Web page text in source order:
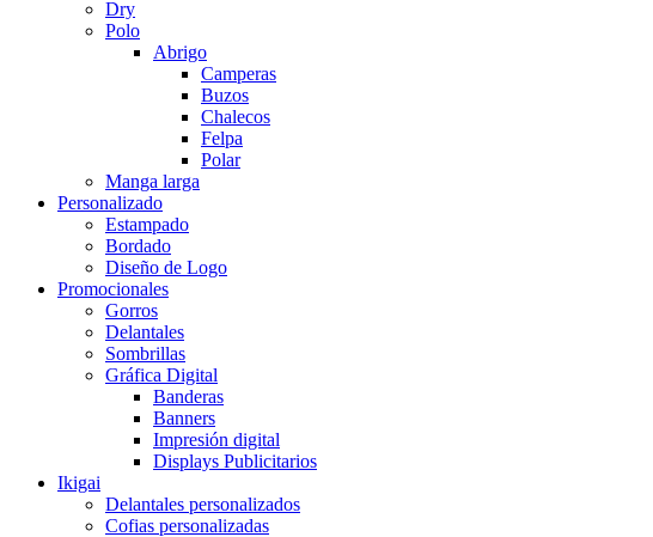
Dry
Polo
Abrigo
Camperas
Buzos
Chalecos
Felpa
Polar
Manga larga
Personalizado
Estampado
Bordado
Diseño de Logo
Promocionales
Gorros
Delantales
Sombrillas
Gráfica Digital
Banderas
Banners
Impresión digital
Displays Publicitarios
Ikigai
Delantales personalizados
Cofias personalizadas